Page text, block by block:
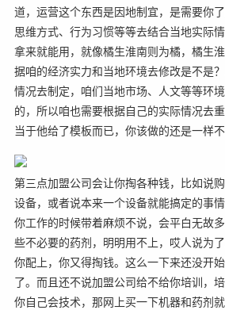
道，运营这个东西是因地制宜，是需要你
思维方式、行为习惯等等去结合当地实际
拿来就能用，就像橘生淮南则为橘，橘生
据咱的经济实力和当地环境去修改是不是
情况去制定，咱们当地市场、人文等等环
的，所以咱也需要根据自己的实际情况去
当于他给了模板而已，你该做的还是一样不
第三点加盟公司会让你掏各种钱，比如说
设备，或者说本来一个设备就能搞定的事
你工作的时候带着麻烦不说，会平白无故
些不必要的药剂，明明用不上，哎人说为
你配上，你又得掏钱。这么一下来还没开
了。而且还不说加盟公司给不给你培训，
你自己会技术，那网上买一下机器和药剂